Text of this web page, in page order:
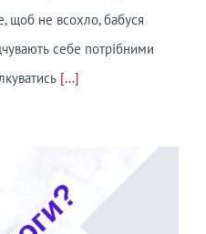
щоб не всохло, бабуся
себе потрібними
[...]